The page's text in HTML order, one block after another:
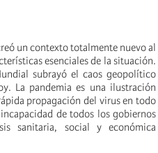
un contexto totalmente nuevo al
esenciales de la situación.
subrayó el caos geopolítico
La pandemia es una ilustración
propagación del virus en todo
de todos los gobiernos
sanitaria, social y económica